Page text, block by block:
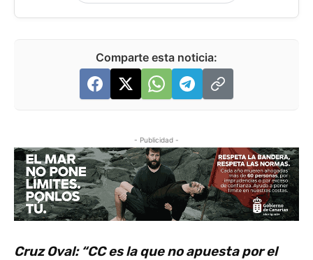
Comparte esta noticia:
- Publicidad -
Cruz Oval: “CC es la que no apuesta por el